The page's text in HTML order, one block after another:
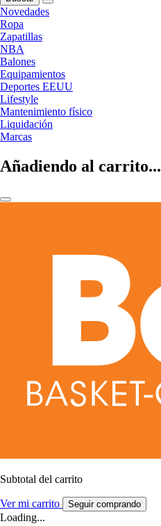
Novedades
Ropa
Zapatillas
NBA
Balones
Equipamientos
Deportes EEUU
Lifestyle
Mantenimiento físico
Liquidación
Marcas
Añadiendo al carrito...
Subtotal del carrito
Ver mi carrito Seguir comprando
Loading...